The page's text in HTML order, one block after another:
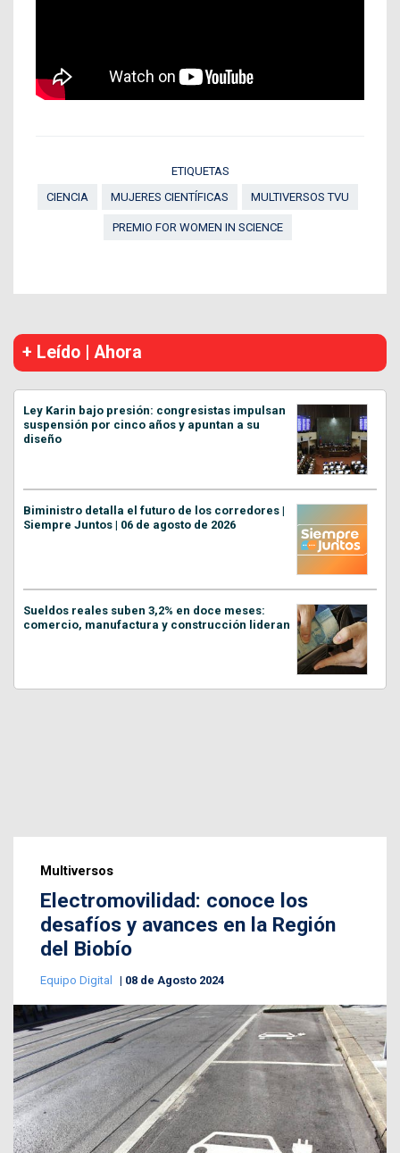
ETIQUETAS
CIENCIA
MUJERES CIENTÍFICAS MULTIVERSOS TVU
PREMIO FOR WOMEN IN SCIENCE
+ Leído | Ahora
Ley Karin bajo presión: congresistas impulsan
suspensión por cinco años y apuntan a su
diseño
Biministro detalla el futuro de los corredores |
Siempre Juntos | 06 de agosto de 2026
Sueldos reales suben 3,2% en doce meses:
comercio, manufactura y construcción lideran
Multiversos
Electromovilidad: conoce los
desafíos y avances en la Región
del Biobío
Equipo Digital 08 de Agosto 2024